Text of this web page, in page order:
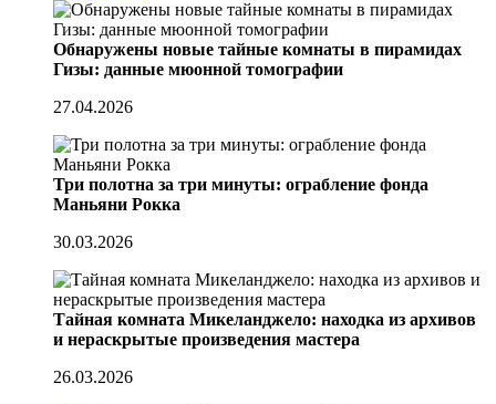
Обнаружены новые тайные комнаты в пирамидах
Гизы: данные мюонной томографии
27.04.2026
Три полотна за три минуты: ограбление фонда
Маньяни Рокка
30.03.2026
Тайная комната Микеланджело: находка из архивов
и нераскрытые произведения мастера
26.03.2026